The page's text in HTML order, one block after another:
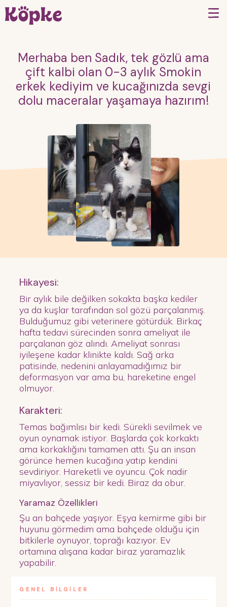
Merhaba ben Sadık, tek gözlü ama
çift kalbi olan 0-3 aylık Smokin
erkek kediyim ve kucağınızda sevgi
dolu maceralar yaşamaya hazırım!
Hikayesi:
Bir aylık bile değilken sokakta başka kediler
ya da kuşlar tarafından sol gözü parçalanmış.
Bulduğumuz gibi veterinere götürdük. Birkaç
hafta tedavi sürecinden sonra ameliyat ile
parçalanan göz alındı. Ameliyat sonrası
iyileşene kadar klinikte kaldı. Sağ arka
patisinde, nedenini anlayamadığımız bir
deformasyon var ama bu, hareketine engel
olmuyor.
Karakteri:
Temas bağımlısı bir kedi. Sürekli sevilmek ve
oyun oynamak istiyor. Başlarda çok korkaktı
ama korkaklığını tamamen attı. Şu an insan
görünce hemen kucağına yatıp kendini
sevdiriyor. Hareketli ve oyuncu. Çok nadir
miyavlıyor, sessiz bir kedi. Biraz da obur.
Yaramaz Özellikleri
Şu an bahçede yaşıyor. Eşya kemirme gibi bir
huyunu görmedim ama bahçede olduğu için
bitkilerle oynuyor, toprağı kazıyor. Ev
ortamına alışana kadar biraz yaramazlık
yapabilir.
GENEL BİLGİLER